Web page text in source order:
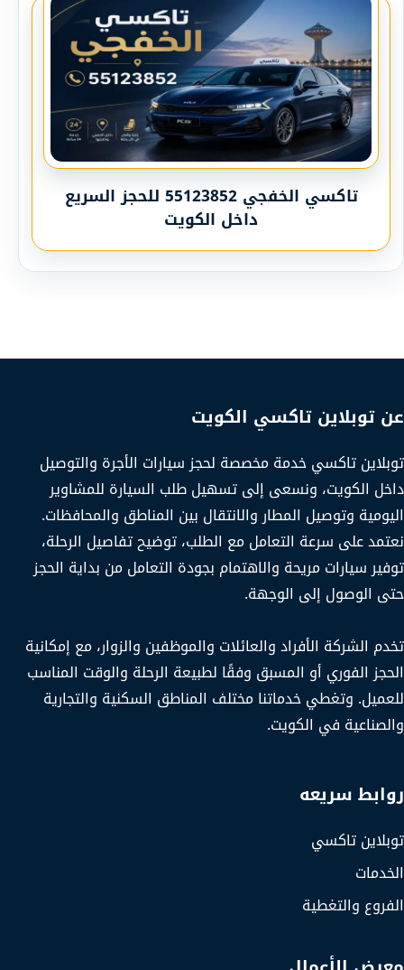
تاكسي الخفجي 55123852 للحجز السريع
داخل الكويت
عن توبلاين تاكسي الكويت
توبلاين تاكسي خدمة مخصصة لحجز سيارات الأجرة والتوصيل
داخل الكويت، ونسعى إلى تسهيل طلب السيارة للمشاوير
اليومية وتوصيل المطار والانتقال بين المناطق والمحافظات.
نعتمد على سرعة التعامل مع الطلب، توضيح تفاصيل الرحلة،
توفير سيارات مريحة والاهتمام بجودة التعامل من بداية الحجز
حتى الوصول إلى الوجهة.
تخدم الشركة الأفراد والعائلات والموظفين والزوار، مع إمكانية
الحجز الفوري أو المسبق وفقًا لطبيعة الرحلة والوقت المناسب
للعميل. وتغطي خدماتنا مختلف المناطق السكنية والتجارية
والصناعية في الكويت.
روابط سريعه
توبلاين تاكسي
الخدمات
الفروع والتغطية